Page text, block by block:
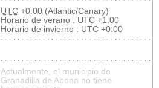
UTC +0:00 (Atlantic/Canary)
Horario de verano : UTC +1:00
Horario de invierno : UTC +0:00
Actualmente, el municipio de
Granadilla de Abona no tiene